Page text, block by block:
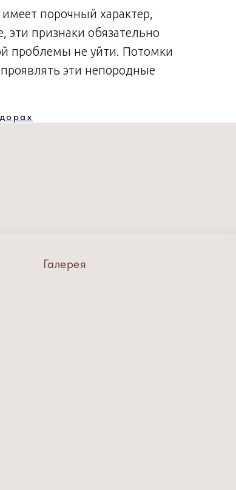
порочный характер,
эти признаки обязательно
проблемы не уйти. Потомки
эти непородные
Галерея